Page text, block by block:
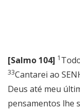
[Salmo 104] 1
33Cantarei ao
Deus até meu
pensamentos lhe